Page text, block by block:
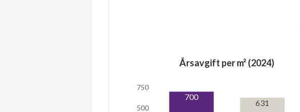
Årsavgift per m² (2024)
500
750
700
631